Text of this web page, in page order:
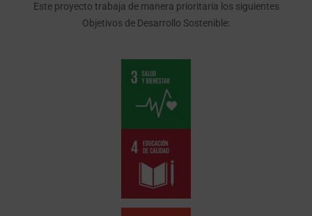
Este proyecto trabaja de manera prioritaria los siguientes
Objetivos de Desarrollo Sostenible: